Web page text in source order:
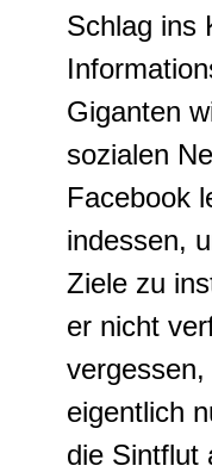
Schlag ins
Giganten
sozialen
Facebook
indessen,
Ziele zu
er nicht
eigentlich
die Sintflut